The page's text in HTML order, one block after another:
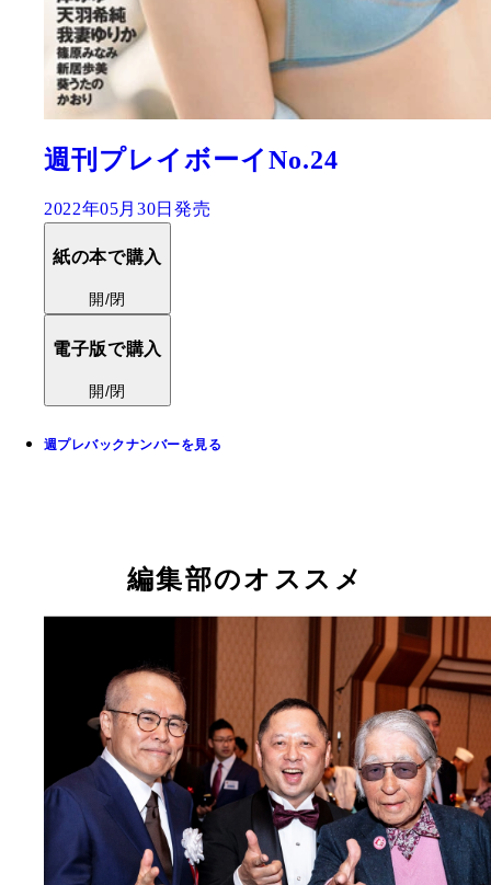
週刊プレイボーイNo.24
2022年05月30日発売
紙の本で購入
開/閉
電子版で購入
開/閉
週プレバックナンバーを見る
編集部のオススメ